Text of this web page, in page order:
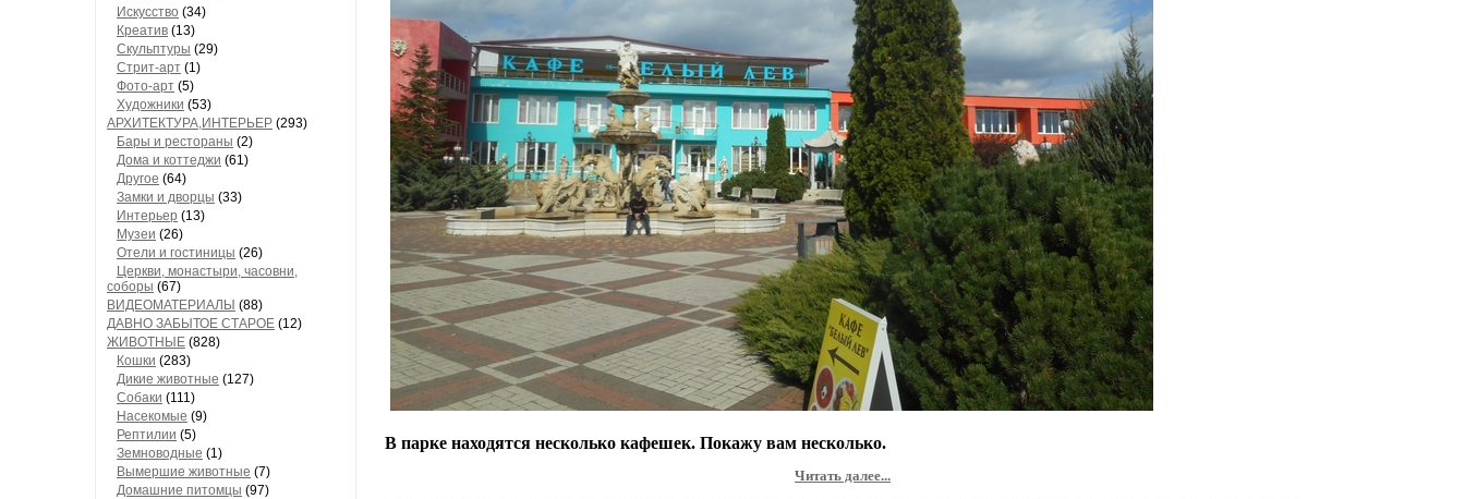
Искусство (34)
Креатив (13)
Скульптуры (29)
Стрит-арт (1)
Фото-арт (5)
Художники (53)
АРХИТЕКТУРА,ИНТЕРЬЕР (293)
Бары и рестораны (2)
Дома и коттеджи (61)
Другое (64)
Замки и дворцы (33)
Интерьер (13)
Музеи (26)
Отели и гостиницы (26)
Церкви, монастыри, часовни,
соборы (67)
ВИДЕОМАТЕРИАЛЫ (88)
ДАВНО ЗАБЫТОЕ СТАРОЕ (12)
ЖИВОТНЫЕ (828)
Кошки (283)
Дикие животные (127)
Собаки (111)
Насекомые (9)
Рептилии (5)
Земноводные (1)
Вымершие животные (7)
Домашние питомцы (97)
В парке находятся несколько кафешек. Покажу вам несколько.
Читать далее...